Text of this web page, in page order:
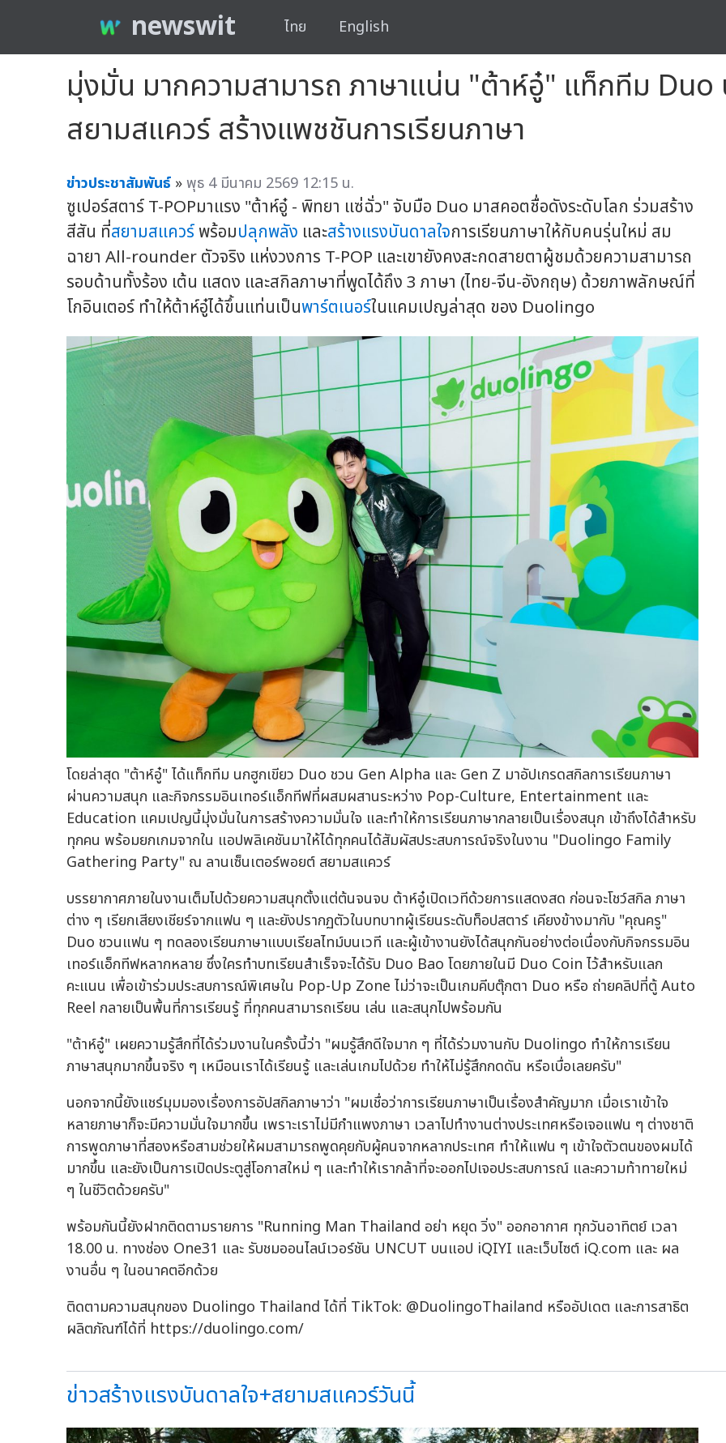
newswit ไทย English
มุ่งมั่น มากความสามารถ ภาษาแน่น "ต้าห์อู๋" แท็กทีม Duo
สยามสแควร์ สร้างแพชชันการเรียนภาษา
ข่าวประชาสัมพันธ์ »พุธ 4 มีนาคม 2569 12:15 น.
ซูเปอร์สตาร์ T-POPมาแรง "ต้าห์อู๋ - พิทยา แซ่ฉั่ว" จับมือ Duo มาสคอตชื่อดังระดับโลก ร่วมสร้าง
สีสัน ที่สยามสแควร์พร้อมปลุกพลัง และสร้างแรงบันดาลใจการเรียนภาษาให้กับคนรุ่นใหม่ สม
ฉายา All-rounder ตัวจริง แห่งวงการ T-POP และเขายังคงสะกดสายตาผู้ชมด้วยความสามารถ
รอบด้านทั้งร้อง เต้น แสดง และสกิลภาษาที่พูดได้ถึง 3 ภาษา (ไทย-จีน-อังกฤษ) ด้วยภาพลักษณ์ที่
โกอินเตอร์ ทำให้ต้าห์อู๋ได้ขึ้นแท่นเป็นพาร์ตเนอร์ในแคมเปญล่าสุด ของ Duolingo
โดยล่าสุด "ต้าห์อู๋" ได้แท็กทีม นกฮูกเขียว Duo ชวน Gen Alpha และ Gen Z มาอัปเกรดสกิลการเรียนภาษา
ผ่านความสนุก และกิจกรรมอินเทอร์แอ็กทีฟที่ผสมผสานระหว่าง Pop-Culture, Entertainment และ
Education แคมเปญนี้มุ่งมั่นในการสร้างความมั่นใจ และทำให้การเรียนภาษากลายเป็นเรื่องสนุก เข้าถึงได้สำหรับ
ทุกคน พร้อมยกเกมจากใน แอปพลิเคชันมาให้ได้ทุกคนได้สัมผัสประสบการณ์จริงในงาน "Duolingo Family
Gathering Party" ณ ลานเซ็นเตอร์พอยต์ สยามสแควร์
บรรยากาศภายในงานเต็มไปด้วยความสนุกตั้งแต่ต้นจนจบ ต้าห์อู๋เปิดเวทีด้วยการแสดงสด ก่อนจะโชว์สกิล ภาษา
ต่าง ๆ เรียกเสียงเชียร์จากแฟน ๆ และยังปรากฏตัวในบทบาทผู้เรียนระดับท็อปสตาร์ เคียงข้างมากับ "คุณครู"
Duo ชวนแฟน ๆ ทดลองเรียนภาษาแบบเรียลไทม์บนเวที และผู้เข้างานยังได้สนุกกันอย่างต่อเนื่องกับกิจกรรมอิน
เทอร์แอ็กทีฟหลากหลาย ซึ่งใครทำบทเรียนสำเร็จจะได้รับ Duo Bao โดยภายในมี Duo Coin ไว้สำหรับแลก
คะแนน เพื่อเข้าร่วมประสบการณ์พิเศษใน Pop-Up Zone ไม่ว่าจะเป็นเกมคีบตุ๊กตา Duo หรือ ถ่ายคลิปที่ตู้ Auto
Reel กลายเป็นพื้นที่การเรียนรู้ ที่ทุกคนสามารถเรียน เล่น และสนุกไปพร้อมกัน
"ต้าห์อู๋" เผยความรู้สึกที่ได้ร่วมงานในครั้งนี้ว่า "ผมรู้สึกดีใจมาก ๆ ที่ได้ร่วมงานกับ Duolingo ทำให้การเรียน
ภาษาสนุกมากขึ้นจริง ๆ เหมือนเราได้เรียนรู้ และเล่นเกมไปด้วย ทำให้ไม่รู้สึกกดดัน หรือเบื่อเลยครับ"
นอกจากนี้ยังแชร์มุมมองเรื่องการอัปสกิลภาษาว่า "ผมเชื่อว่าการเรียนภาษาเป็นเรื่องสำคัญมาก เมื่อเราเข้าใจ
หลายภาษาก็จะมีความมั่นใจมากขึ้น เพราะเราไม่มีกำแพงภาษา เวลาไปทำงานต่างประเทศหรือเจอแฟน ๆ ต่างชาติ
การพูดภาษาที่สองหรือสามช่วยให้ผมสามารถพูดคุยกับผู้คนจากหลากประเทศ ทำให้แฟน ๆ เข้าใจตัวตนของผมได้
มากขึ้น และยังเป็นการเปิดประตูสู่โอกาสใหม่ ๆ และทำให้เรากล้าที่จะออกไปเจอประสบการณ์ และความท้าทายใหม่
ๆ ในชีวิตด้วยครับ"
พร้อมกันนี้ยังฝากติดตามรายการ "Running Man Thailand อย่า หยุด วิ่ง" ออกอากาศ ทุกวันอาทิตย์ เวลา
18.00 น. ทางช่อง One31 และ รับชมออนไลน์เวอร์ชัน UNCUT บนแอป iQIYI และเว็บไซต์ iQ.com และ ผล
งานอื่น ๆ ในอนาคตอีกด้วย
ติดตามความสนุกของ Duolingo Thailand ได้ที่ TikTok: @DuolingoThailand หรืออัปเดต และการสาธิต
ผลิตภัณฑ์ได้ที่ https://duolingo.com/
ข่าวสร้างแรงบันดาลใจ+สยามสแควร์วันนี้